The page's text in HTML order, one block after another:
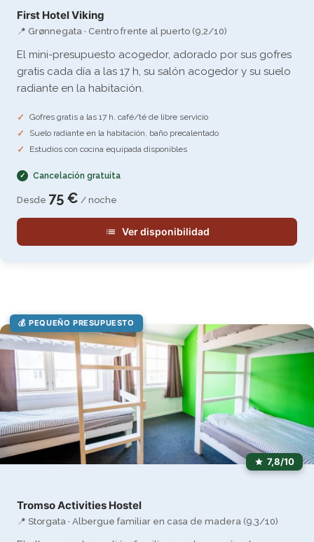
First Hotel Viking
📍 Grønnegata · Centro frente al puerto (9,2/10)
El mini-presupuesto acogedor, adorado por sus gofres
gratis cada día a las 17 h, su salón acogedor y su suelo
radiante en la habitación.
Gofres gratis a las 17 h, café/té de libre servicio
Suelo radiante en la habitación, baño precalentado
Estudios con cocina equipada disponibles
Cancelación gratuita
Desde 75 € / noche
Ver disponibilidad
💰 PEQUEÑO PRESUPUESTO
7,8/10
Tromso Activities Hostel
📍 Storgata · Albergue familiar en casa de madera (9,3/10)